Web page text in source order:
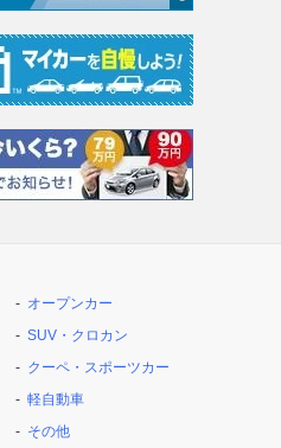
オープンカー
SUV・クロカン
クーペ・スポーツカー
軽自動車
その他